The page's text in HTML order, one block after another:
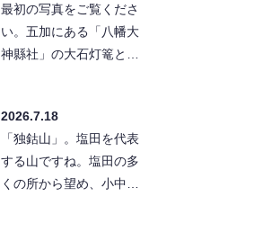
最初の写真をご覧くださ
い。五加にある「八幡大
神縣社」の大石灯篭と幟
もあって「…
2026.7.18
「独鈷山」。塩田を代表
する山ですね。塩田の多
くの所から望め、小中学